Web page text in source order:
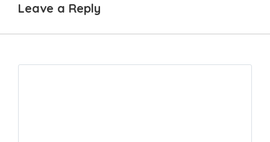
Leave a Reply